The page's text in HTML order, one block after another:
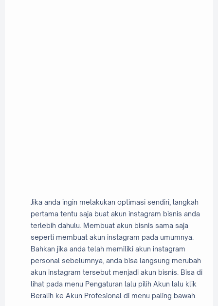
Jika anda ingin melakukan optimasi sendiri, langkah
pertama tentu saja buat akun instagram bisnis anda
terlebih dahulu. Membuat akun bisnis sama saja
seperti membuat akun instagram pada umumnya.
Bahkan jika anda telah memiliki akun instagram
personal sebelumnya, anda bisa langsung merubah
akun instagram tersebut menjadi akun bisnis. Bisa di
lihat pada menu Pengaturan lalu pilih Akun lalu klik
Beralih ke Akun Profesional di menu paling bawah.